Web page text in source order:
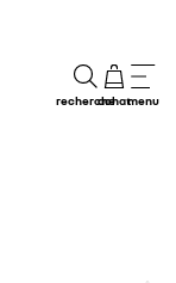
rechercheachatmenu